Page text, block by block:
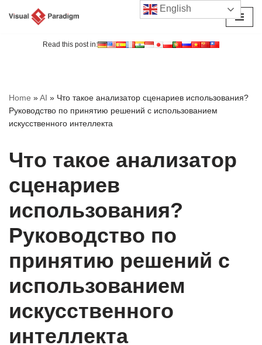
Read this post in:
Home »AI » Что такое анализатор сценариев использования?
Руководство по принятию решений с использованием
искусственного интеллекта
Что такое анализатор
сценариев
использования?
Руководство по
принятию решений с
использованием
искусственного
интеллекта
English